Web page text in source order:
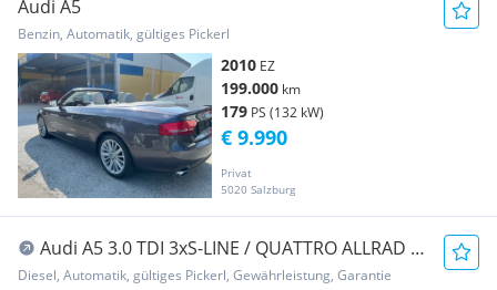
Audi A5
Benzin, Automatik, gültiges Pickerl
2010 EZ
199.000 km
179 PS (132 kW)
Privat
5020 Salzburg
€ 9.990
Audi A5 3.0 TDI 3xS-LINE / QUATTRO ALLRAD /
TEMPOMAT...
Diesel, Automatik, gültiges Pickerl, Gewährleistung, Garantie